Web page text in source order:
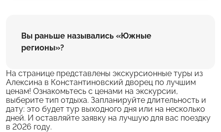
Вы раньше назывались «Южные
регионы»?
На странице представлены экскурсионные туры из
Алексина в Константиновский дворец по лучшим
ценам! Ознакомьтесь с ценами на экскурсии,
выберите тип отдыха. Запланируйте длительность и
дату: это будет тур выходного дня или на несколько
дней. И оставляйте заявку на лучшую для вас поездку
в 2026 году.